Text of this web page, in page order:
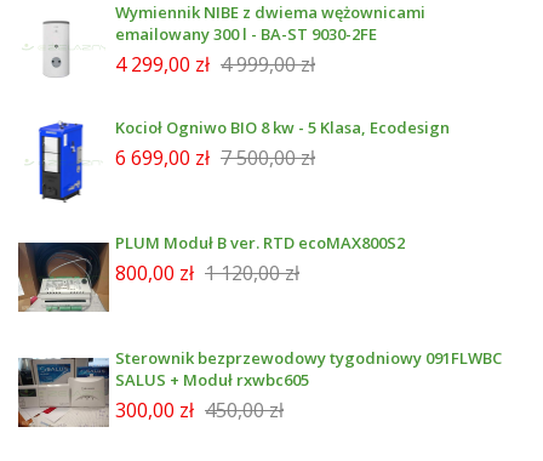
Wymiennik NIBE z dwiema wężownicami
emailowany 300 l - BA-ST 9030-2FE
4 299,00 zł 4 999,00 zł
Kocioł Ogniwo BIO 8 kw - 5 Klasa, Ecodesign
6 699,00 zł 7 500,00 zł
PLUM Moduł B ver. RTD ecoMAX800S2
800,00 zł 1 120,00 zł
Sterownik bezprzewodowy tygodniowy 091FLWBC
SALUS + Moduł rxwbc605
300,00 zł 450,00 zł